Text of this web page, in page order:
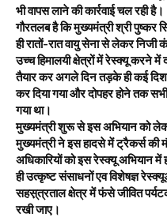
भी वापस लाने की कार्रवाई चल रही है।
गौरतलब है कि मुख्यमंत्री श्री पुष्कर
ही रातों-रात वायु सेना से लेकर निजी
उच्च हिमालयी क्षेत्रों में रेस्क्यू करने
तैयार कर अगले दिन तड़के ही कई
कर दिया गया और दोपहर होने तक
गया था।
मुख्यमंत्री शुरू से इस अभियान को
मुख्यमंत्री ने इस हादसे में ट्रैकर्स की
अधिकारियों को इस रेस्क्यू अभियान में
ही उत्कृष्ट संसाधनों एव विशेषज्ञ
सहस़्त्रताल क्षेत्र में फंसे जीवित
रखी जाए।